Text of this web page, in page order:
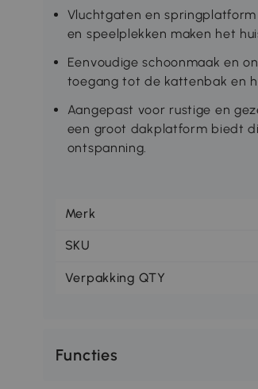
Vluchtgaten en
en speelplekken maken het
Eenvoudige schoonmaak en
toegang tot de kattenbak en
Aangepast voor rustige en
een groot dakplatform biedt
ontspanning.
Merk
SKU
Verpakking QTY
Functies